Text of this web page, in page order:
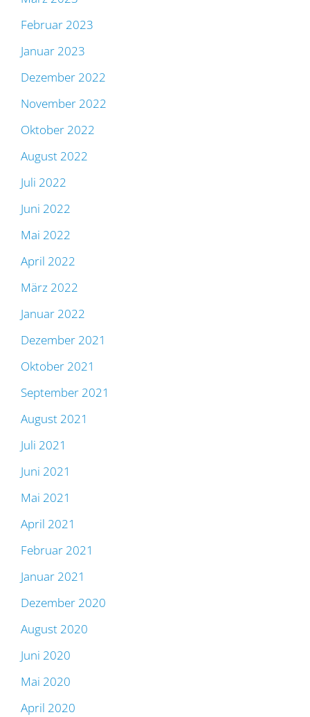
Februar 2023
Januar 2023
Dezember 2022
November 2022
Oktober 2022
August 2022
Juli 2022
Juni 2022
Mai 2022
April 2022
März 2022
Januar 2022
Dezember 2021
Oktober 2021
September 2021
August 2021
Juli 2021
Juni 2021
Mai 2021
April 2021
Februar 2021
Januar 2021
Dezember 2020
August 2020
Juni 2020
Mai 2020
April 2020